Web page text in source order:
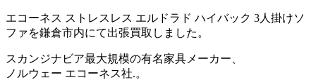
エコーネス ストレスレス エルドラド ハイバック 3人掛けソ
ファを鎌倉市内にて出張買取しました。
スカンジナビア最大規模の有名家具メーカー、
ノルウェー エコーネス社.。